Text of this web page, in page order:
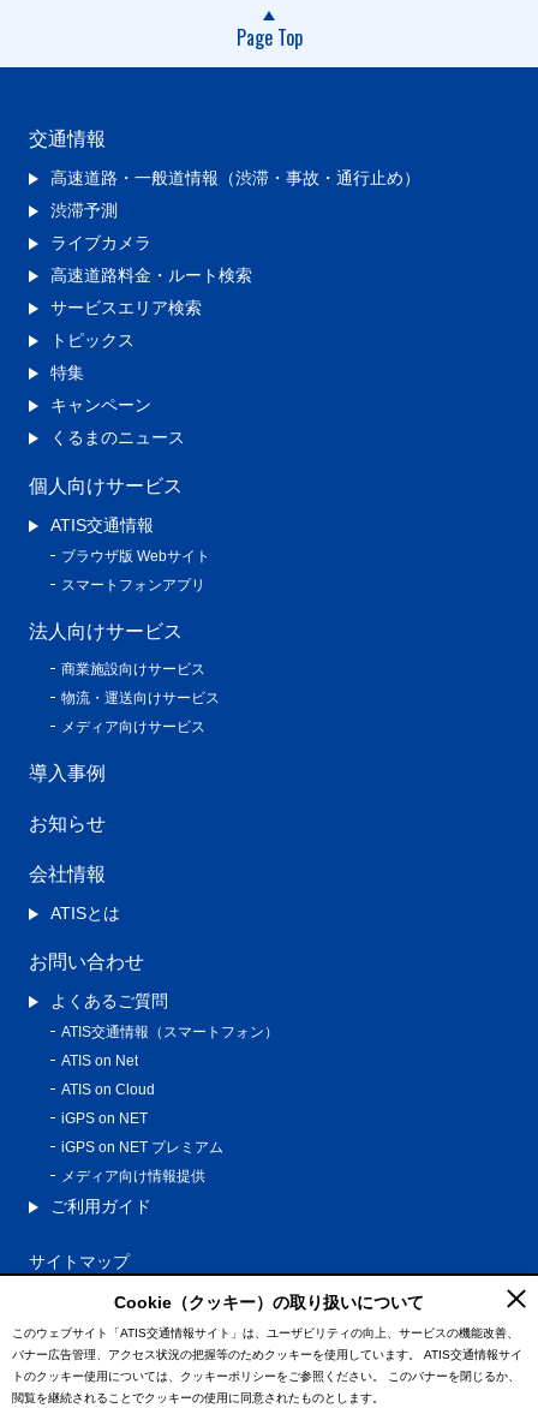
Page Top
交通情報
高速道路・一般道情報（渋滞・事故・通行止め）
渋滞予測
ライブカメラ
高速道路料金・ルート検索
サービスエリア検索
トピックス
特集
キャンペーン
くるまのニュース
個人向けサービス
ATIS交通情報
ブラウザ版 Webサイト
スマートフォンアプリ
法人向けサービス
商業施設向けサービス
物流・運送向けサービス
メディア向けサービス
導入事例
お知らせ
会社情報
ATISとは
お問い合わせ
よくあるご質問
ATIS交通情報（スマートフォン）
ATIS on Net
ATIS on Cloud
iGPS on NET
iGPS on NET プレミアム
メディア向け情報提供
ご利用ガイド
サイトマップ
プライバシーポリシー
利用規約
特定商取引法に基づく表記
情報の外部通信について
Cookie（クッキー）の取り扱いについて
このウェブサイト「ATIS交通情報サイト」は、ユーザビリティの向上、サービスの機能改善、
バナー広告管理、アクセス状況の把握等のためクッキーを使用しています。
ATIS交通情報サイ
トのクッキー使用については、クッキーポリシーをご参照ください。
このバナーを閉じるか、
閲覧を継続されることでクッキーの使用に同意されたものとします。